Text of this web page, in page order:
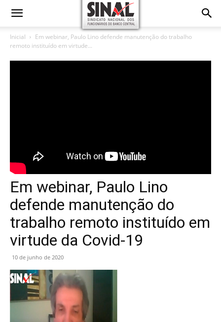
Inicial
Em webinar, Paulo Lino defende manutenção do trabalho
remoto instituído em virtude...
Em webinar, Paulo Lino
defende manutenção do
trabalho remoto instituído em
virtude da Covid-19
10 de junho de 2020